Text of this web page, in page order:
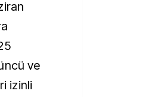
ve
izinli